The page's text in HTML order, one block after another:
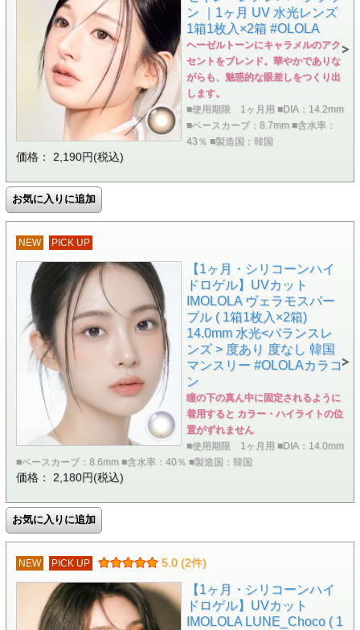
ン ｜1ヶ月 UV 水光レンズ
1箱1枚入×2箱 #OLOLA
ヘーゼルトーンにキャラメルのアク
セントをブレンド。華やかでありな
がらも、魅惑的な眼差しをつくり出
します。
■使用期限 1ヶ月用 ■DIA：14.2mm
■ベースカーブ：8.7mm ■含水率：
43％ ■製造国：韓国
価格： 2,190円(税込)
NEW PICK UP
【1ヶ月・シリコーンハイ
ドロゲル】UVカット
IMOLOLA ヴェラモスパー
プル ( 1箱1枚入×2箱)
14.0mm 水光<バランスレ
ンズ > 度あり 度なし 韓国
マンスリー #OLOLAカラコ
ン
瞳の下の真ん中に固定されるように
着用すると カラー・ハイライトの位
置がずれません
■使用期限 1ヶ月用 ■DIA：14.0mm
■ベースカーブ：8.6mm ■含水率：40％ ■製造国：韓国
価格： 2,180円(税込)
NEW PICK UP 5.0 (2件)
【1ヶ月・シリコーンハイ
ドロゲル】UVカット
IMOLOLA LUNE_Choco ( 1